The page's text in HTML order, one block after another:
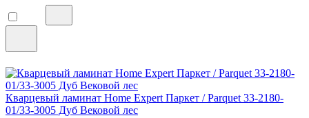
Кварцевый ламинат Home Expert Паркет / Parquet 33-2180-
01/33-3005 Дуб Вековой лес